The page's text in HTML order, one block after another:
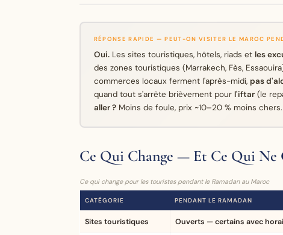
RÉPONSE RAPIDE — PEUT-ON VISITER LE MAROC
Oui.Les sites touristiques, hôtels, riads et les
des zones touristiques (Marrakech, Fès,
commerces locaux ferment l'après-midi, pas
quand tout s'arrête brièvement pour l'iftar(le
aller ?Moins de foule, prix ~10–20 % moins chers.
Ce Qui Change — Et Ce Qui Ne
Ce qui change pour les touristes pendant le Ramadan au Maroc
CATÉGORIE PENDANT LE RAMADAN
Sites touristiques Ouverts — certains avec